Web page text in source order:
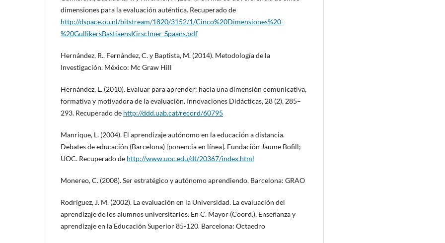
dimensiones para la evaluación auténtica. Recuperado de
http://dspace.ou.nl/bitstream/1820/3152/1/Cinco%20Dimensiones%20-
%20GullikersBastiaensKirschner-Spaans.pdf
Hernández, R., Fernández, C. y Baptista, M. (2014). Metodología de la
Investigación. México: Mc Graw Hill
Hernández, L. (2010). Evaluar para aprender: hacia una dimensión comunicativa,
formativa y motivadora de la evaluación. Innovaciones Didácticas, 28 (2), 285–
293. Recuperado de http://ddd.uab.cat/record/60795
Manrique, L. (2004). El aprendizaje autónomo en la educación a distancia.
Debates de educación (Barcelona) [ponencia en línea]. Fundación Jaume Bofill;
UOC. Recuperado de http://www.uoc.edu/dt/20367/index.html
Monereo, C. (2008). Ser estratégico y autónomo aprendiendo. Barcelona: GRAO
Rodríguez, J. M. (2002). La evaluación en la Universidad. La evaluación del
aprendizaje de los alumnos universitarios. En C. Mayor (Coord.), Enseñanza y
aprendizaje en la Educación Superior 85-120. Barcelona: Octaedro